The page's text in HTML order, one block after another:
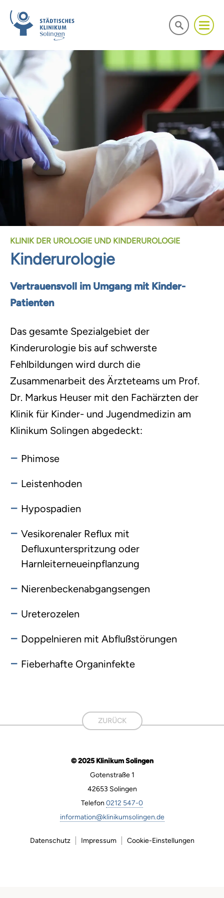
KLINIK DER UROLOGIE UND KINDERUROLOGIE
Kinderurologie
Vertrauensvoll im Umgang mit Kinder-
Patienten
Das gesamte Spezialgebiet der
Kinderurologie bis auf schwerste
Fehlbildungen wird durch die
Zusammenarbeit des Ärzteteams um Prof.
Dr. Markus Heuser mit den Fachärzten der
Klinik für Kinder- und Jugendmedizin am
Klinikum Solingen abgedeckt:
Phimose
Leistenhoden
Hypospadien
Vesikorenaler Reflux mit
Defluxunterspritzung oder
Harnleiterneueinpflanzung
Nierenbeckenabgangsengen
Ureterozelen
Doppelnieren mit Abflußstörungen
Fieberhafte Organinfekte
ZURÜCK
© 2025 Klinikum Solingen
Gotenstraße 1
42653 Solingen
Telefon 0212 547-0
information@klinikumsolingen.de
Datenschutz Impressum Cookie-Einstellungen